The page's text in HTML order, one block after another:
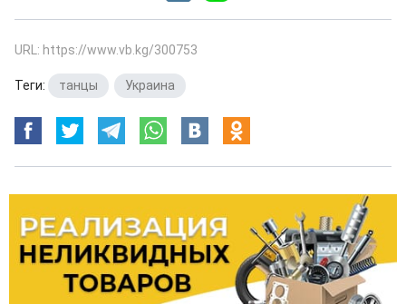
URL: https://www.vb.kg/300753
Теги: танцы Украина